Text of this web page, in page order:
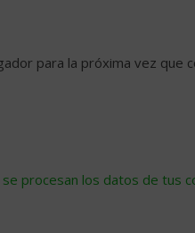
para la próxima vez que
procesan los datos de tus